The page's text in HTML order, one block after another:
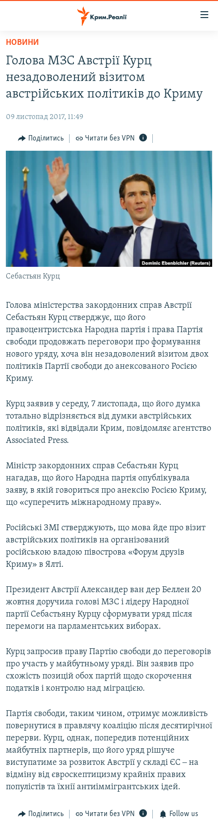
Перейти
основного
матеріалу
до
основної
Перейти
до
ВІДЕО ТА ФОТО
БЛОГИ
ПОГЛЯД
ВСЕ ЗА ДЕНЬ
СПЕЦПРОЕКТИ
ДЕПОРТАЦІЯ
ВІДЕОУРОКИ «ELIFBE»
СВІДЧЕННЯ ОКУПАЦІЇ
УКРАЇНСЬКА ПРОБЛЕМА КРИМУ
ІНФОГРАФІКА
ЯК ОБІЙТИ БЛОКУВАННЯ
Русский
Qırımtatar
ДОЛУЧАЙСЯ!
Усі сайти RFE/RL
НОВИНИ
Голова МЗС Австрії Курц
незадоволений візитом
австрійських політиків до Криму
09 листопад 2017, 11:49
Поділитись Читати без VPN
Себастьян Курц
Голова міністерства закордонних справ Австрії
Себастьян Курц стверджує, що його
правоцентристська Народна партія і права Партія
свободи продовжать переговори про формування
нового уряду, хоча він незадоволений візитом двох
політиків Партії свободи до анексованого Росією
Криму.
Курц заявив у середу, 7 листопада, що його думка
тотально відрізняється від думки австрійських
політиків, які відвідали Крим, повідомляє агентство
Associated Press.
Міністр закордонних справ Себастьян Курц
нагадав, що його Народна партія опублікувала
заяву, в якій говориться про анексію Росією Криму,
що «суперечить міжнародному праву».
Російські ЗМІ стверджують, що мова йде про візит
австрійських політиків на організований
російською владою півострова «Форум друзів
Криму» в Ялті.
Президент Австрії Александер ван дер Беллен 20
жовтня доручила голові МЗС і лідеру Народної
партії Себастьяну Курцу сформувати уряд після
перемоги на парламентських виборах.
Курц запросив праву Партію свободи до переговорів
про участь у майбутньому уряді. Він заявив про
схожість позицій обох партій щодо скорочення
податків і контролю над міграцією.
Партія свободи, таким чином, отримує можливість
повернутися в правлячу коаліцію після десятирічної
перерви. Курц, однак, попередив потенційних
майбутніх партнерів, що його уряд рішуче
виступатиме за розвиток Австрії у складі ЄС ‒ на
відміну від євроскептицизму крайніх правих
популістів та їхнії антиіммігрантських ідей.
Поділитись Читати без VPN Follow us